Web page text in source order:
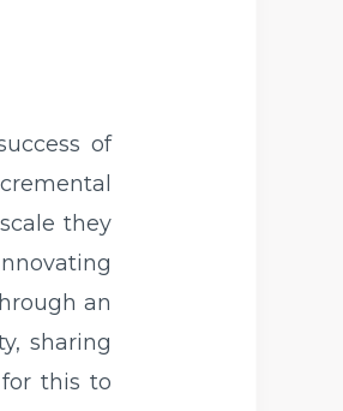
of
they
an
sharing
this to